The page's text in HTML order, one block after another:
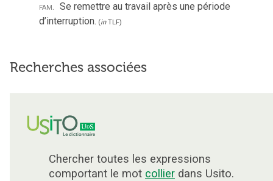
fam. Se remettre au travail après une période
d’interruption. (inTLF)
Recherches associées
Chercher toutes les expressions
comportant le mot collier dans Usito.